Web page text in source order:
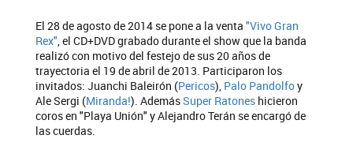
El 28 de agosto de 2014 se pone a la venta "Vivo Gran
Rex", el CD+DVD grabado durante el show que la banda
realizó con motivo del festejo de sus 20 años de
trayectoria el 19 de abril de 2013. Participaron los
invitados: Juanchi Baleirón (Pericos), Palo Pandolfoy
Ale Sergi (Miranda!). AdemásSuper Ratones hicieron
coros en "Playa Unión" y Alejandro Terán se encargó de
las cuerdas.